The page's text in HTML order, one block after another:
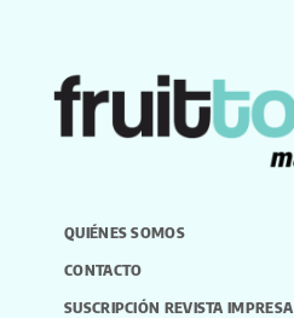
QUIÉNES SOMOS
CONTACTO
SUSCRIPCIÓN REVISTA IMPRESA